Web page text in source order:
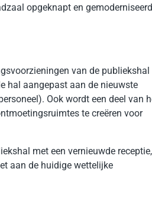
opgeknapt en gemoderniseerd
van de publiekshal
hal aangepast aan de nieuwste
Ook wordt een deel van
te creëren voor
met een vernieuwde receptie,
aan de huidige wettelijke